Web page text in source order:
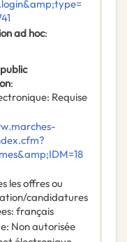
ad hoc:
:
: Requise
les offres ou
candidatures
: français
: Non autorisée